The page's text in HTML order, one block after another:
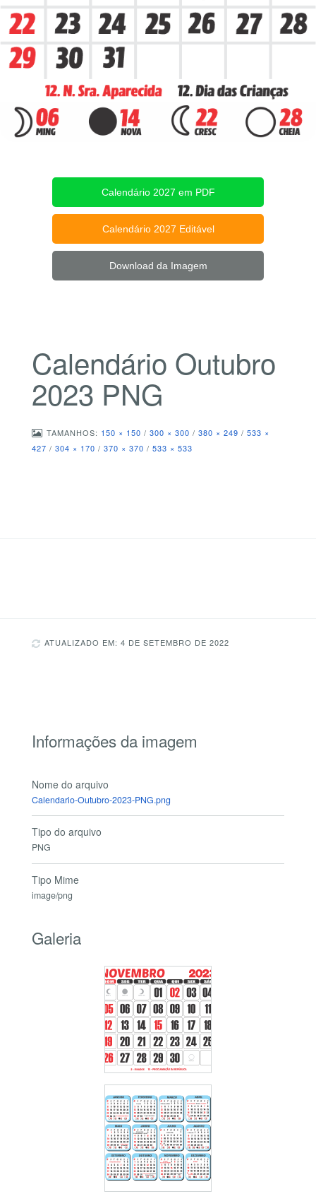
Calendário 2027 em PDF
Calendário 2027 Editável
Download da Imagem
Calendário Outubro
2023 PNG
TAMANHOS: 150 × 150 / 300 × 300 / 380 × 249 / 533 ×
427 / 304 × 170 / 370 × 370 / 533 × 533
ATUALIZADO EM: 4 DE SETEMBRO DE 2022
Informações da imagem
Nome do arquivo
Calendario-Outubro-2023-PNG.png
Tipo do arquivo
PNG
Tipo Mime
image/png
Galeria